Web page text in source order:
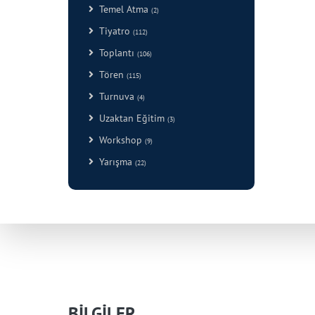
Temel Atma (2)
Tiyatro (112)
Toplantı (106)
Tören (115)
Turnuva (4)
Uzaktan Eğitim (3)
Workshop (9)
Yarışma (22)